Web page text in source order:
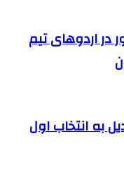
در اردوهای تیم
به انتخاب اول